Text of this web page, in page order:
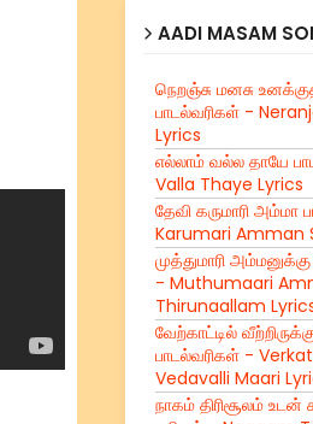
AADI MASAM
நெறஞ்சு மனசு
பாடல்வரிகள் -
Lyrics
எல்லாம் வல்ல தாயே
Valla Thaye Lyrics
தேவி கருமாரி அம்மா
Karumari Amman
முத்துமாரி
- Muthumaari
Thirunaallam
வேற்காட்டில்
பாடல்வரிகள் -
Vedavalli Maari
நாகம் திரிசூலம்